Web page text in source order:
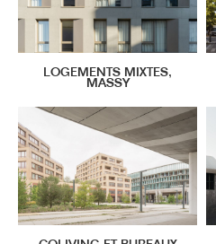
LOGEMENTS MIXTES,
MASSY